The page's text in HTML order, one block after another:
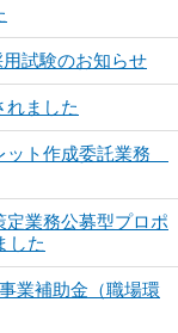
試験のお知らせ
れました
ット作成委託業務
業務公募型プロポ
した
業補助金（職場環